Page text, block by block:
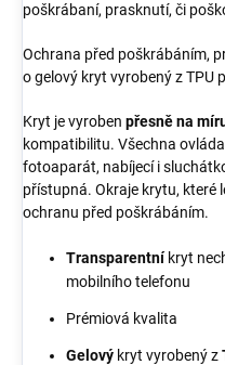
poškrábaní, prasknutí, či
Ochrana před poškrábáním,
o gelový kryt vyrobený z TPU
Kryt je vyroben přesně na
kompatibilitu. Všechna
fotoaparát, nabíjecí i
přístupná. Okraje krytu, které
ochranu před poškrábáním.
Transparentníkryt
mobilního telefonu
Prémiová kvalita
Gelový kryt vyrobený z